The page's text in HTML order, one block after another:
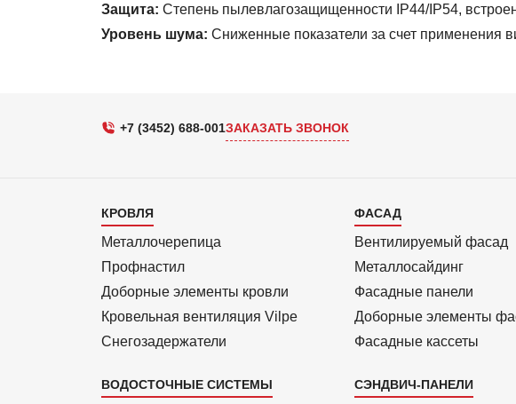
Защита: Степень пылевлагозащищенности IP44/IP54,
Уровень шума: Сниженные показатели за счет применения
+7 (3452) 688-001ЗАКАЗАТЬ ЗВОНОК
Каталог
1
КРОВЛЯ
Металлочерепица
Профнастил
Доборные элементы кровли
Кровельная вентиляция Vilpe
Снегозадержатели
ВОДОСТОЧНЫЕ СИСТЕМЫ
Каталог
2
ФАСАД
Вентилиру­емый фасад
Металло­сайдинг
Фасадные панели
Доборные элементы
Фасадные кассеты
СЭНДВИЧ-ПАНЕЛИ